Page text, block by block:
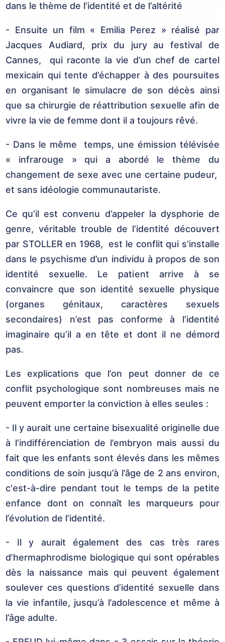
dans le thème de l’identité et de l’altérité
- Ensuite un film « Emilia Perez » réalisé par
Jacques Audiard, prix du jury au festival de
Cannes, qui raconte la vie d’un chef de cartel
mexicain qui tente d’échapper à des poursuites
en organisant le simulacre de son décès ainsi
que sa chirurgie de réattribution sexuelle afin de
vivre la vie de femme dont il a toujours rêvé.
- Dans le même temps, une émission télévisée
« infrarouge » qui a abordé le thème du
changement de sexe avec une certaine pudeur,
et sans idéologie communautariste.
Ce qu’il est convenu d’appeler la dysphorie de
genre, véritable trouble de l’identité découvert
par STOLLER en 1968, est le conflit qui s’installe
dans le psychisme d’un individu à propos de son
identité sexuelle. Le patient arrive à se
convaincre que son identité sexuelle physique
(organes génitaux, caractères sexuels
secondaires) n’est pas conforme à l’identité
imaginaire qu’il a en tête et dont il ne démord
pas.
Les explications que l’on peut donner de ce
conflit psychologique sont nombreuses mais ne
peuvent emporter la conviction à elles seules :
- Il y aurait une certaine bisexualité originelle due
à l’indifférenciation de l’embryon mais aussi du
fait que les enfants sont élevés dans les mêmes
conditions de soin jusqu’à l’âge de 2 ans environ,
c'est-à-dire pendant tout le temps de la petite
enfance dont on connaît les marqueurs pour
l’évolution de l’identité.
- Il y aurait également des cas très rares
d’hermaphrodisme biologique qui sont opérables
dès la naissance mais qui peuvent également
soulever ces questions d’identité sexuelle dans
la vie infantile, jusqu’à l’adolescence et même à
l’âge adulte.